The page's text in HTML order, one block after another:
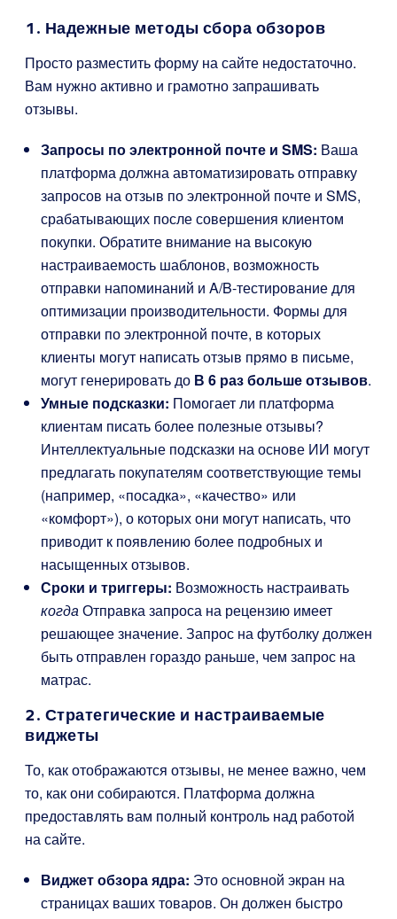
1. Надежные методы сбора обзоров
Просто разместить форму на сайте недостаточно.
Вам нужно активно и грамотно запрашивать
отзывы.
Запросы по электронной почте и SMS: Ваша
платформа должна автоматизировать отправку
запросов на отзыв по электронной почте и SMS,
срабатывающих после совершения клиентом
покупки. Обратите внимание на высокую
настраиваемость шаблонов, возможность
отправки напоминаний и A/B-тестирование для
оптимизации производительности. Формы для
отправки по электронной почте, в которых
клиенты могут написать отзыв прямо в письме,
могут генерировать до В 6 раз больше отзывов.
Умные подсказки: Помогает ли платформа
клиентам писать более полезные отзывы?
Интеллектуальные подсказки на основе ИИ могут
предлагать покупателям соответствующие темы
(например, «посадка», «качество» или
«комфорт»), о которых они могут написать, что
приводит к появлению более подробных и
насыщенных отзывов.
Сроки и триггеры: Возможность настраивать
когдаОтправка запроса на рецензию имеет
решающее значение. Запрос на футболку должен
быть отправлен гораздо раньше, чем запрос на
матрас.
2. Стратегические и настраиваемые
виджеты
То, как отображаются отзывы, не менее важно, чем
то, как они собираются. Платформа должна
предоставлять вам полный контроль над работой
на сайте.
Виджет обзора ядра: Это основной экран на
страницах ваших товаров. Он должен быстро